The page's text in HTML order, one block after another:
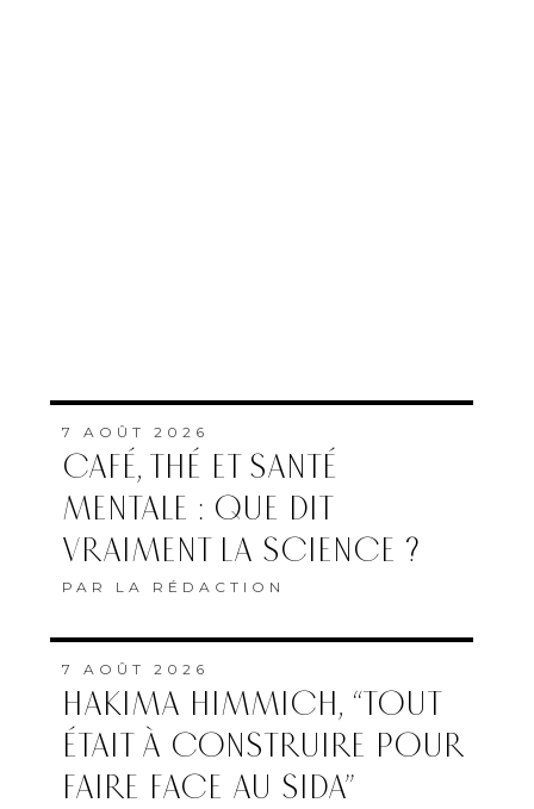
7 AOÛT 2026
CAFÉ, THÉ ET SANTÉ
MENTALE : QUE DIT
VRAIMENT LA SCIENCE ?
PAR LA RÉDACTION
7 AOÛT 2026
HAKIMA HIMMICH, “TOUT
ÉTAIT À CONSTRUIRE POUR
FAIRE FACE AU SIDA”